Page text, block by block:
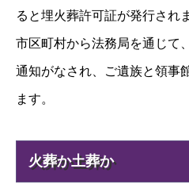
ると埋火葬許可証が発行され
市区町村から法務局を通じて
通知がなされ、ご遺族と領事
ます。
火葬か土葬か